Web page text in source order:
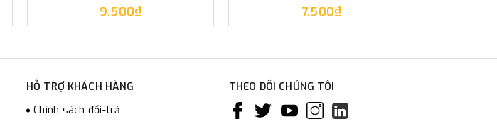
9.500₫ 7.500₫
HỖ TRỢ KHÁCH HÀNG
Chính sách đổi-trả
THEO DÕI CHÚNG TÔI